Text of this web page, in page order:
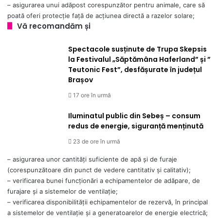
– asigurarea unui adăpost corespunzător pentru animale, care să
poată oferi protecţie faţă de acţiunea directă a razelor solare;
Vă recomandăm și
Spectacole susținute de Trupa Skepsis
la Festivalul „Săptămâna Haferland” și ”
Teutonic Fest”, desfășurate în județul
Brașov
17 ore în urmă
Iluminatul public din Sebeș – consum
redus de energie, siguranță menținută
23 de ore în urmă
– asigurarea unor cantităţi suficiente de apă şi de furaje
(corespunzătoare din punct de vedere cantitativ şi calitativ);
– verificarea bunei funcţionări a echipamentelor de adăpare, de
furajare şi a sistemelor de ventilaţie;
– verificarea disponibilităţii echipamentelor de rezervă, în principal
a sistemelor de ventilaţie şi a generatoarelor de energie electrică;